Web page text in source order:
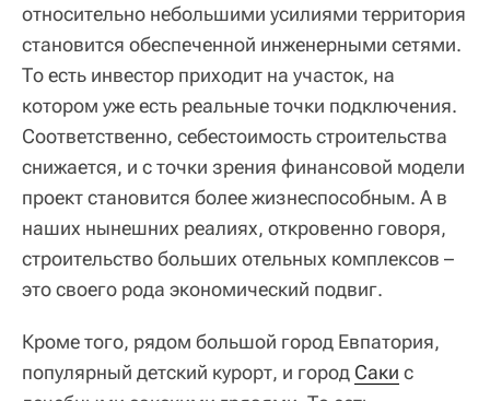
относительно небольшими усилиями территория
становится обеспеченной инженерными сетями.
То есть инвестор приходит на участок, на
котором уже есть реальные точки подключения.
Соответственно, себестоимость строительства
снижается, и с точки зрения финансовой модели
проект становится более жизнеспособным. А в
наших нынешних реалиях, откровенно говоря,
строительство больших отельных комплексов –
это своего рода экономический подвиг.
Кроме того, рядом большой город Евпатория,
популярный детский курорт, и город Саки с